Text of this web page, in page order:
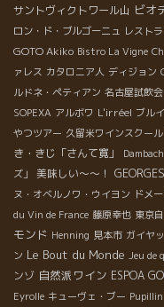
サントヴィクトワール山 ビオ
ロン・ド・ブルゴーニュ レスト
GOTO Akiko Bistro La Vigne
ァレス カタロニア人 ディジョン
ルドネ・ペティアン 名古屋試飲会
SOPEXA アルボワ L'irréel ブルイ
やつツアー 久留米ワインスクール
き・きじ「さんて寛」
ズ」
美味しい～～！
ヌ・オベルノワ・ウイヨン ドメ
du Vin de France 藤原幸也 東京
モンド Henning 見本市 ガイヤ
ン Le Bout du Monde Jeu de
ンゾ 自然派ワイン ESPOA
Eyrolle キューヴェ・ブー Pupillin